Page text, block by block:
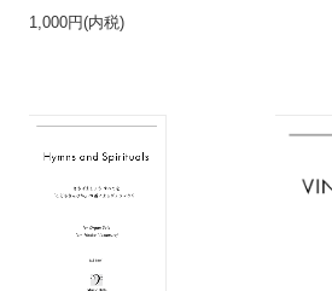
1,000円(内税)